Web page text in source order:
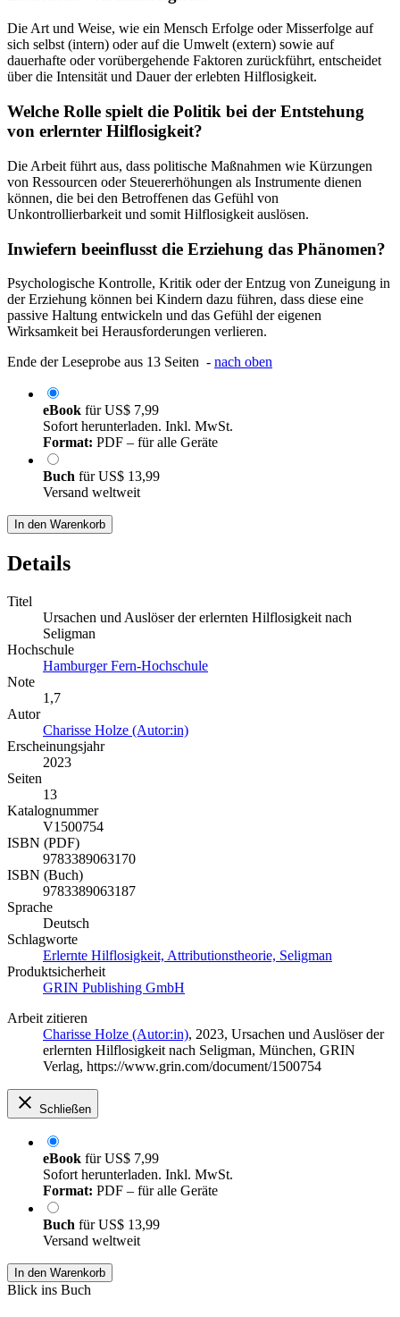
Die Art und Weise, wie ein Mensch Erfolge oder Misserfolge auf
sich selbst (intern) oder auf die Umwelt (extern) sowie auf
dauerhafte oder vorübergehende Faktoren zurückführt, entscheidet
über die Intensität und Dauer der erlebten Hilflosigkeit.
Welche Rolle spielt die Politik bei der Entstehung
von erlernter Hilflosigkeit?
Die Arbeit führt aus, dass politische Maßnahmen wie Kürzungen
von Ressourcen oder Steuererhöhungen als Instrumente dienen
können, die bei den Betroffenen das Gefühl von
Unkontrollierbarkeit und somit Hilflosigkeit auslösen.
Inwiefern beeinflusst die Erziehung das Phänomen?
Psychologische Kontrolle, Kritik oder der Entzug von Zuneigung in
der Erziehung können bei Kindern dazu führen, dass diese eine
passive Haltung entwickeln und das Gefühl der eigenen
Wirksamkeit bei Herausforderungen verlieren.
Ende der Leseprobe aus 13 Seiten - nach oben
eBook fürUS$ 7,99
Sofort herunterladen. Inkl. MwSt.
Format: PDF – für alle Geräte
Buch fürUS$ 13,99
Versand weltweit
In den Warenkorb
Details
Titel
Ursachen und Auslöser der erlernten Hilflosigkeit nach
Seligman
Hochschule
Hamburger Fern-Hochschule
Note
1,7
Autor
Charisse Holze (Autor:in)
Erscheinungsjahr
2023
Seiten
13
Katalognummer
V1500754
ISBN (PDF)
9783389063170
ISBN (Buch)
9783389063187
Sprache
Deutsch
Schlagworte
Erlernte Hilflosigkeit, Attributionstheorie, Seligman
Produktsicherheit
GRIN Publishing GmbH
Arbeit zitieren
Charisse Holze (Autor:in), 2023, Ursachen und Auslöser der
erlernten Hilflosigkeit nach Seligman, München, GRIN
Verlag, https://www.grin.com/document/1500754
Schließen
eBook fürUS$ 7,99
Sofort herunterladen. Inkl. MwSt.
Format: PDF – für alle Geräte
Buch fürUS$ 13,99
Versand weltweit
In den Warenkorb
Blick ins Buch